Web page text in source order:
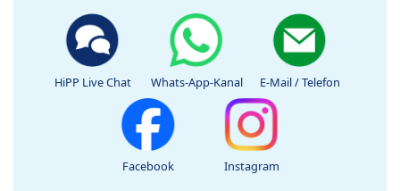
HiPP Live Chat Whats-App-Kanal E-Mail / Telefon
Facebook Instagram